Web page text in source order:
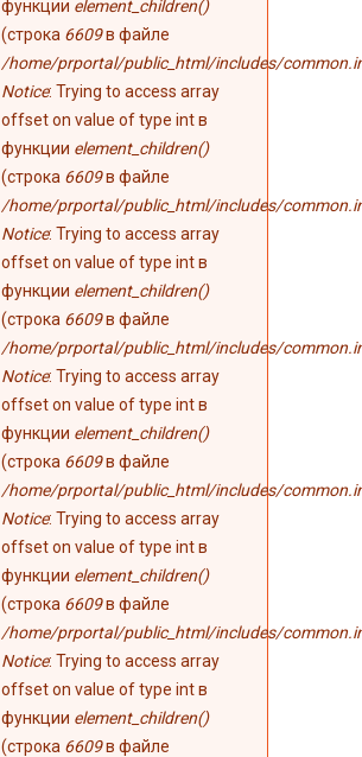
функции element_children()
(строка 6609в файле
/home/prportal/public_html/includes/
Notice: Trying to access array
offset on value of type int в
функции element_children()
(строка 6609в файле
/home/prportal/public_html/includes/
Notice: Trying to access array
offset on value of type int в
функции element_children()
(строка 6609в файле
/home/prportal/public_html/includes/
Notice: Trying to access array
offset on value of type int в
функции element_children()
(строка 6609в файле
/home/prportal/public_html/includes/
Notice: Trying to access array
offset on value of type int в
функции element_children()
(строка 6609в файле
/home/prportal/public_html/includes/
Notice: Trying to access array
offset on value of type int в
функции element_children()
(строка 6609в файле